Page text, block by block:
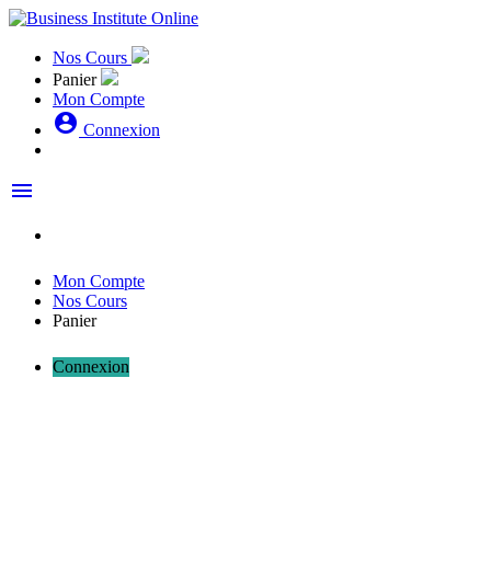
Nos Cours
Panier
Mon Compte
account_circle Connexion
menu
Mon Compte
Nos Cours
Panier
Connexion